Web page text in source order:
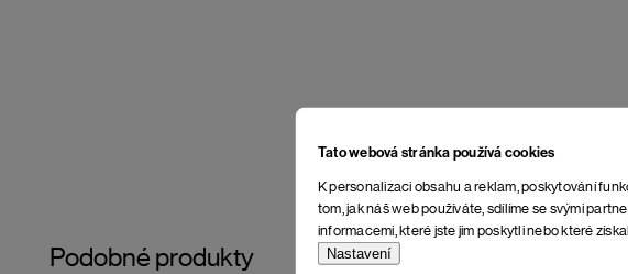
Tato webová stránka používá cookies
K personalizaci obsahu a reklam, poskytování
tom, jak náš web používáte, sdílíme se svými
informacemi, které jste jim poskytli nebo které
Nastavení
Podobné produkty